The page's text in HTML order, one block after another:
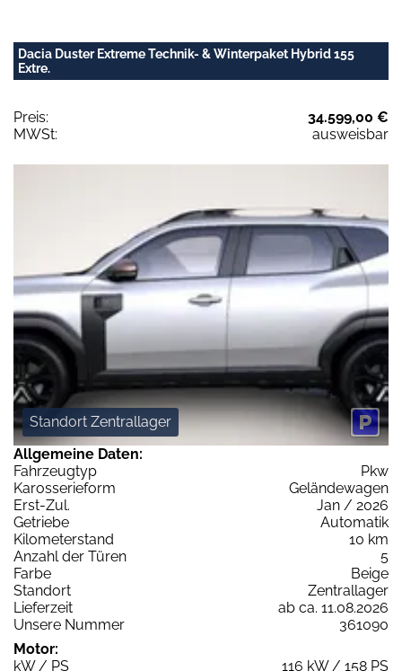
Dacia Duster Extreme Technik- & Winterpaket Hybrid 155
Extre.
Preis:
34.599,00 €
MWSt:
ausweisbar
Standort Zentrallager
Allgemeine Daten:
Fahrzeugtyp
Pkw
Karosserieform
Geländewagen
Erst-Zul.
Jan / 2026
Getriebe
Automatik
Kilometerstand
10 km
Anzahl der Türen
5
Farbe
Beige
Standort
Zentrallager
Lieferzeit
ab ca. 11.08.2026
Unsere Nummer
361090
Motor:
kW / PS
116 kW / 158 PS